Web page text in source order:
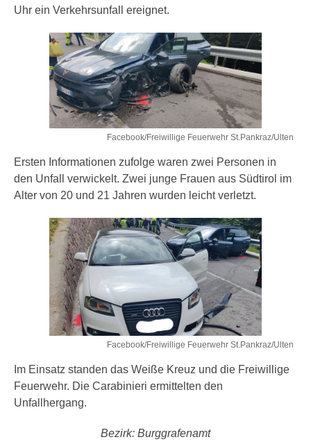
Uhr ein Verkehrsunfall ereignet.
Facebook/Freiwillige Feuerwehr St.Pankraz/Ulten
Ersten Informationen zufolge waren zwei Personen in
den Unfall verwickelt. Zwei junge Frauen aus Südtirol im
Alter von 20 und 21 Jahren wurden leicht verletzt.
Facebook/Freiwillige Feuerwehr St.Pankraz/Ulten
Im Einsatz standen das Weiße Kreuz und die Freiwillige
Feuerwehr. Die Carabinieri ermittelten den
Unfallhergang.
Bezirk: Burggrafenamt